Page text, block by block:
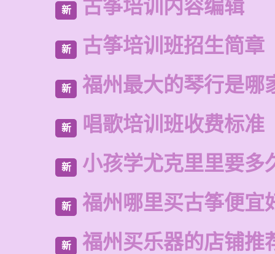
新 古筝培训内容编辑
新 古筝培训班招生简章
新 福州最大的琴行是哪
新 唱歌培训班收费标准
新 小孩学尤克里里要多
新 福州哪里买古筝便宜
新 福州买乐器的店铺推